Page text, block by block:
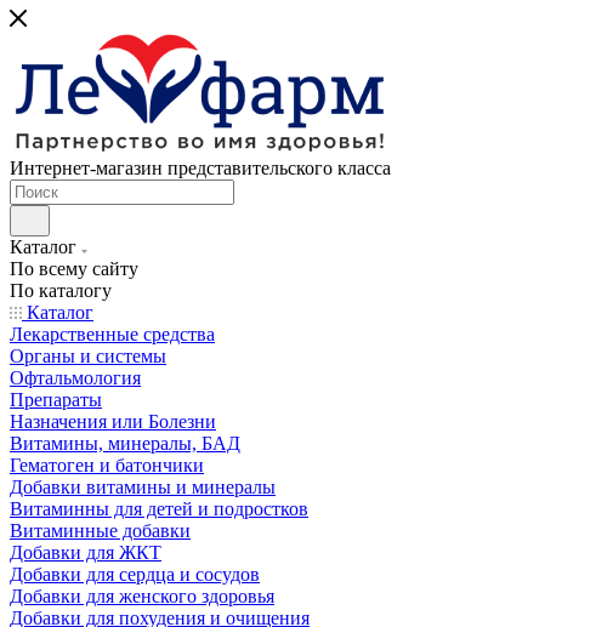
Интернет-магазин представительского класса
Каталог
По всему сайту
По каталогу
Каталог
Лекарственные средства
Органы и системы
Офтальмология
Препараты
Назначения или Болезни
Витамины, минералы, БАД
Гематоген и батончики
Добавки витамины и минералы
Витаминны для детей и подростков
Витаминные добавки
Добавки для ЖКТ
Добавки для сердца и сосудов
Добавки для женского здоровья
Добавки для похудения и очищения